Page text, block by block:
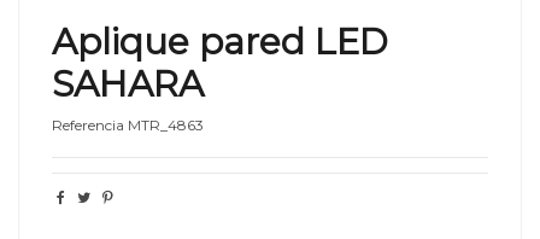
Aplique pared LED
SAHARA
Referencia MTR_4863